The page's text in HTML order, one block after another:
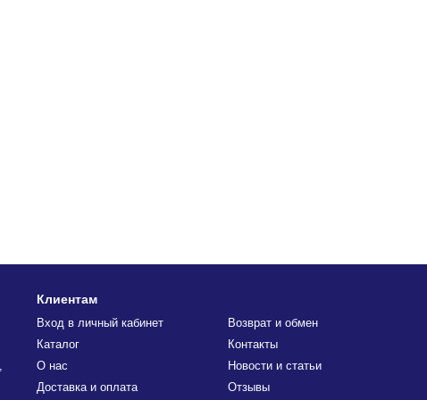
Клиентам
Вход в личный кабинет
Каталог
О нас
Доставка и оплата
Возврат и обмен
Контакты
Новости и статьи
Отзывы